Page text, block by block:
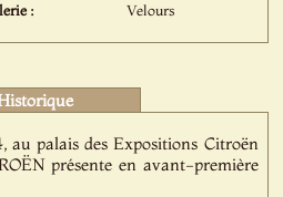
:
Velours
au palais des Expositions Citroën
présente en avant-première